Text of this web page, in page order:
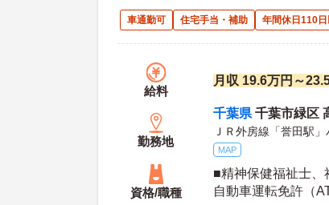
車通勤可 住宅手当・補助 年間休日110
給料
月収 19.6万円～
勤務地
千葉県 千葉市緑区
ＪＲ外房線「誉田駅
MAP
資格/職種
■精神保健福祉士
自動車運転免許（